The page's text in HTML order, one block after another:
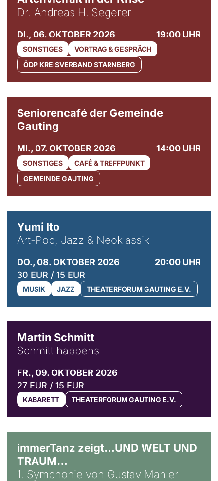
Dr. Andreas H. Segerer
DI., 06. OKTOBER 2026 19:00 UHR
SONSTIGES
VORTRAG & GESPRÄCH
ÖDP KREISVERBAND STARNBERG
Seniorencafé der Gemeinde
Gauting
MI., 07. OKTOBER 2026 14:00 UHR
SONSTIGES
CAFÉ & TREFFPUNKT
GEMEINDE GAUTING
Yumi Ito
Art-Pop, Jazz & Neoklassik
DO., 08. OKTOBER 2026
20:00 UHR
30 EUR / 15 EUR
MUSIK JAZZ THEATERFORUM GAUTING E.V.
Martin Schmitt
Schmitt happens
FR., 09. OKTOBER 2026
27 EUR / 15 EUR
KABARETT THEATERFORUM GAUTING E.V.
immerTanz zeigt…UND WELT UND
TRAUM…
1. Symphonie von Gustav Mahler